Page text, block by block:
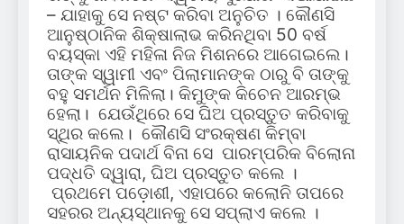
– ଯାହାକୁ ସେ ନଷ୍ଟ କରିବା ଅନୁଚିତ । କୌଣସି
ଆନୁଷ୍ଠାନିକ ଶିକ୍ଷାଲାଭ କରିନଥିବା 50 ବର୍ଷ
ବୟସ୍କା ଏହି ମହିଳା ନିଜ ମିଶନରେ ଆଗେଇଲେ।
ତାଙ୍କ ସ୍ୱାମୀ ଏବଂ ପିଲାମାନଙ୍କ ଠାରୁ ବି ତାଙ୍କୁ
ବହୁ ସମର୍ଥନ ମିଳିଲା। କିମୁଙ୍କ କିଚେନ ଆରମ୍ଭ
ହେଲା। ଯେଉଁଥିରେ ସେ ଘିଅ ପ୍ରସ୍ତୁତ କରିବାକୁ
ସ୍ଥିର କଲେ। କୌଣସି ସଂରକ୍ଷଣ କିମ୍ବା
ରାସାୟନିକ ପଦାର୍ଥ ବିନା ସେ ପାରମ୍ପରିକ ବିଲୋନା
ପଦ୍ଧତି ଦ୍ୱାରା, ଘିଅ ପ୍ରସ୍ତୁତ କଲେ ।
ପ୍ରଥମେ ପଡ଼ୋଶୀ, ଏହାପରେ କଲୋନି ତାପରେ
ସହରର ଅନ୍ୟସ୍ଥାନକୁ ସେ ସପ୍ଲାଏ କଲେ ।